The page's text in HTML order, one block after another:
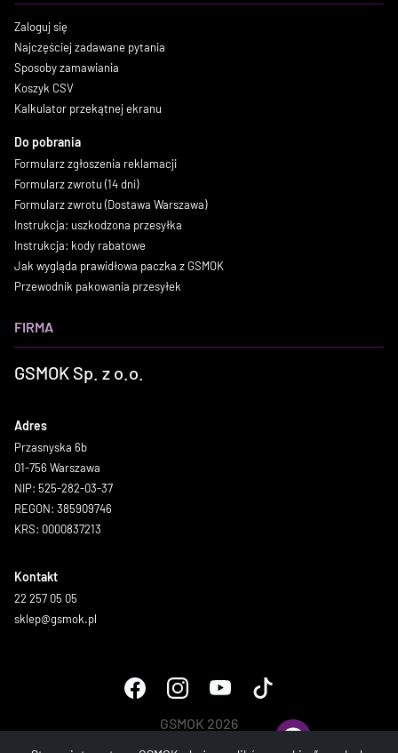
Zaloguj się
Najczęściej zadawane pytania
Sposoby zamawiania
Koszyk CSV
Kalkulator przekątnej ekranu
Do pobrania
Formularz zgłoszenia reklamacji
Formularz zwrotu (14 dni)
Formularz zwrotu (Dostawa Warszawa)
Instrukcja: uszkodzona przesyłka
Instrukcja: kody rabatowe
Jak wygląda prawidłowa paczka z GSMOK
Przewodnik pakowania przesyłek
FIRMA
GSMOK Sp. z o.o.
Adres
Przasnyska 6b
01-756 Warszawa
NIP: 525-282-03-37
REGON: 385909746
KRS: 0000837213
Kontakt
22 257 05 05
sklep@gsmok.pl
GSMOK 2026